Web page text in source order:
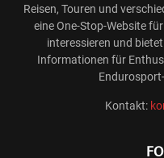
Reisen, Touren und
eine One-Stop-Website
interessieren und
Informationen für
Kontakt: